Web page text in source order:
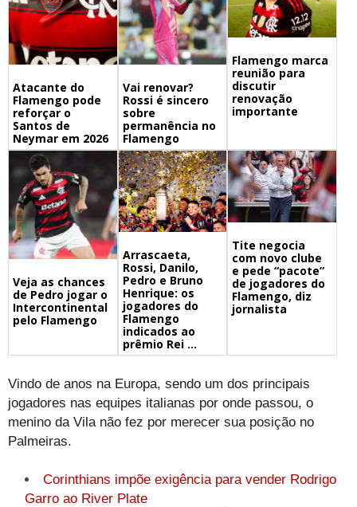
Atacante do
Flamengo pode
reforçar o
Santos de
Neymar em 2026
Vai renovar?
Rossi é sincero
sobre
permanência no
Flamengo
Flamengo marca
reunião para
discutir
renovação
importante
Veja as chances
de Pedro jogar o
Intercontinental
pelo Flamengo
Arrascaeta,
Rossi, Danilo,
Pedro e Bruno
Henrique: os
jogadores do
Flamengo
indicados ao
prêmio Rei ...
Tite negocia
com novo clube
e pede “pacote”
de jogadores do
Flamengo, diz
jornalista
Vindo de anos na Europa, sendo um dos principais
jogadores nas equipes italianas por onde passou, o
menino da Vila não fez por merecer sua posição no
Palmeiras.
Corinthians impõe exigência para vender Rodrigo
Garro ao River Plate